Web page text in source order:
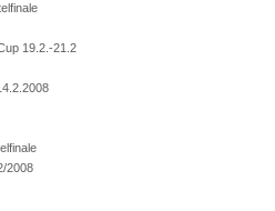
19.2.-21.2
2008